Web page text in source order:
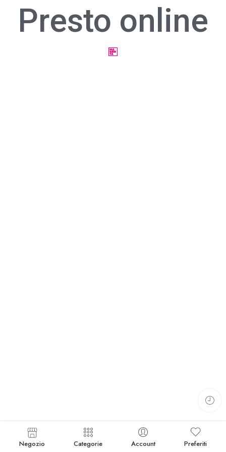
Presto online
Negozio Categorie Account Preferiti